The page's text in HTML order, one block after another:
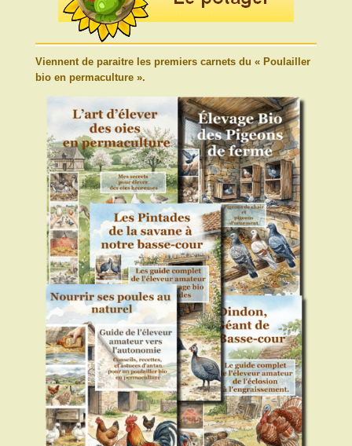
Viennent de paraitre les premiers carnets du « Poulailler
bio en permaculture ».